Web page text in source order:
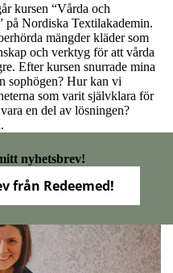
kursen “Vårda och
på Nordiska Textilakademin.
mängder kläder som
och verktyg för att vårda
Efter kursen snurrade mina
sophögen? Hur kan vi
som varit självklara för
en del av lösningen?
nyhetsbrev!
från Redeemed!